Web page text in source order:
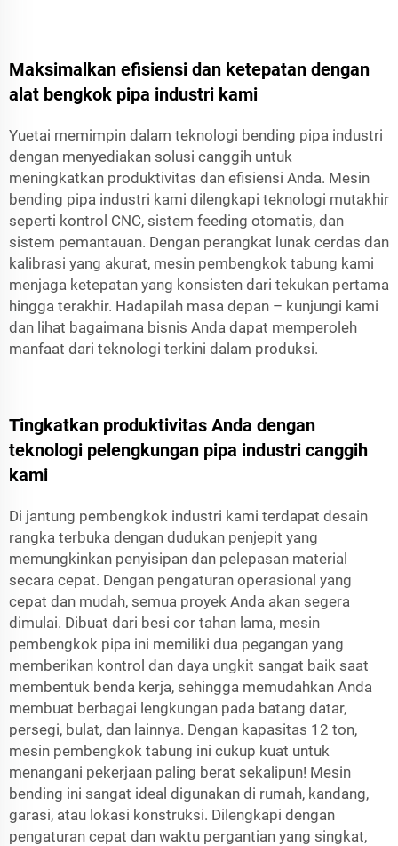
Maksimalkan efisiensi dan ketepatan dengan
alat bengkok pipa industri kami
Yuetai memimpin dalam teknologi bending pipa industri
dengan menyediakan solusi canggih untuk
meningkatkan produktivitas dan efisiensi Anda. Mesin
bending pipa industri kami dilengkapi teknologi mutakhir
seperti kontrol CNC, sistem feeding otomatis, dan
sistem pemantauan. Dengan perangkat lunak cerdas dan
kalibrasi yang akurat, mesin pembengkok tabung kami
menjaga ketepatan yang konsisten dari tekukan pertama
hingga terakhir. Hadapilah masa depan – kunjungi kami
dan lihat bagaimana bisnis Anda dapat memperoleh
manfaat dari teknologi terkini dalam produksi.
Tingkatkan produktivitas Anda dengan
teknologi pelengkungan pipa industri canggih
kami
Di jantung pembengkok industri kami terdapat desain
rangka terbuka dengan dudukan penjepit yang
memungkinkan penyisipan dan pelepasan material
secara cepat. Dengan pengaturan operasional yang
cepat dan mudah, semua proyek Anda akan segera
dimulai. Dibuat dari besi cor tahan lama, mesin
pembengkok pipa ini memiliki dua pegangan yang
memberikan kontrol dan daya ungkit sangat baik saat
membentuk benda kerja, sehingga memudahkan Anda
membuat berbagai lengkungan pada batang datar,
persegi, bulat, dan lainnya. Dengan kapasitas 12 ton,
mesin pembengkok tabung ini cukup kuat untuk
menangani pekerjaan paling berat sekalipun! Mesin
bending ini sangat ideal digunakan di rumah, kandang,
garasi, atau lokasi konstruksi. Dilengkapi dengan
pengaturan cepat dan waktu pergantian yang singkat,